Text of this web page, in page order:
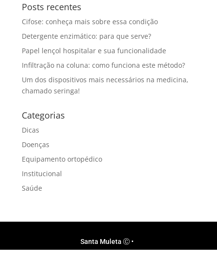
Posts recentes
Cifose: conheça mais sobre essa condição
Detergente enzimático: para que serve?
Papel lençol hospitalar e sua funcionalidade
Infiltração na coluna: como funciona este método?
Um dos dispositivos mais necessários na medicina,
chamado seringa!
Categorias
Dicas
Doenças
Equipamento ortopédico
Institucional
Saúde
Santa Muleta Ⓒ •